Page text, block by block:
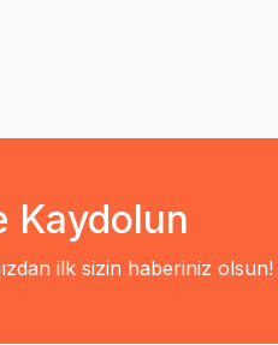
Kaydolun
ilk sizin haberiniz olsun!